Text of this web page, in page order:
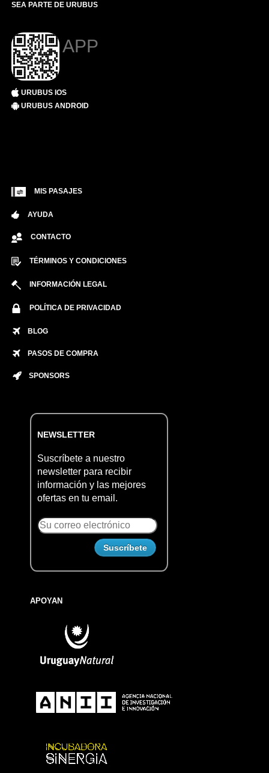
SEA PARTE DE URUBUS
APP
URUBUS IOS
URUBUS ANDROID
MIS PASAJES
AYUDA
CONTACTO
TÉRMINOS Y CONDICIONES
INFORMACIÓN LEGAL
POLÍTICA DE PRIVACIDAD
BLOG
PASOS DE COMPRA
SPONSORS
NEWSLETTER
Suscríbete a nuestro
newsletter para recibir
información y las mejores
ofertas en tu email.
APOYAN